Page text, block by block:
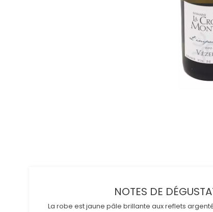
NOTES DE
La robe est jaune pâle brillante aux reflets